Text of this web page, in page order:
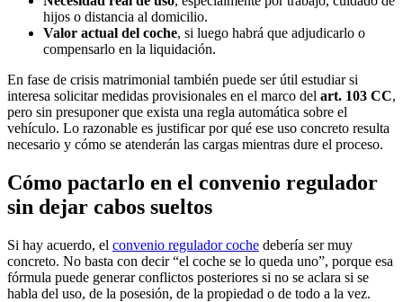
hijos o distancia al domicilio.
Valor actual del coche, si luego habrá que adjudicarlo o
compensarlo en la liquidación.
En fase de crisis matrimonial también puede ser útil estudiar si
interesa solicitar medidas provisionales en el marco del art. 103 CC,
pero sin presuponer que exista una regla automática sobre el
vehículo. Lo razonable es justificar por qué ese uso concreto resulta
necesario y cómo se atenderán las cargas mientras dure el proceso.
Cómo pactarlo en el convenio regulador
sin dejar cabos sueltos
Si hay acuerdo, el convenio regulador coche debería ser muy
concreto. No basta con decir “el coche se lo queda uno”, porque esa
fórmula puede generar conflictos posteriores si no se aclara si se
habla del uso, de la posesión, de la propiedad o de todo a la vez.